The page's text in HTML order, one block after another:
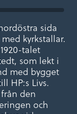
sida
kyrkstallar.
talet
som lekt i
med bygget
HP:s Livs.
den
och